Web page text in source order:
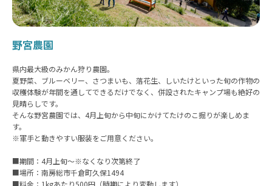
野宮農園
県内最大級のみかん狩り農園。
夏野菜、ブルーベリー、さつまいも、落花生、しいたけといった旬の作物の
収穫体験が年間を通してできるだけでなく、併設されたキャンプ場も絶好の
見晴らしです。
そんな野宮農園では、4月上旬から中旬にかけてたけのこ掘りが楽しめま
す。
※軍手と動きやすい服装をご用意ください。
■期間：4月上旬～※なくなり次第終了
■場所：南房総市千倉町久保1494
■料金：1kgあたり500円（時期により変動します）